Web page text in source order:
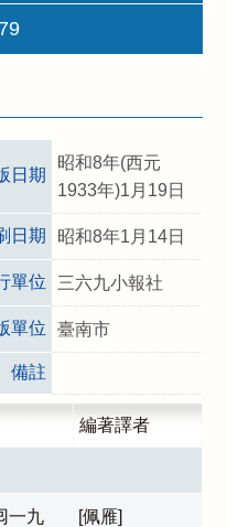
日期
昭和8年(西元
1933年)1月19日
日期 昭和8年1月14日
單位 三六九小報社
單位 臺南市
備註
編著譯者
一九 [佩雁]